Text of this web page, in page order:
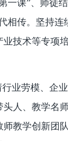
一课”、师徒
相传。坚持连
技术等专项
业劳模、企
人、教学名
教学创新团